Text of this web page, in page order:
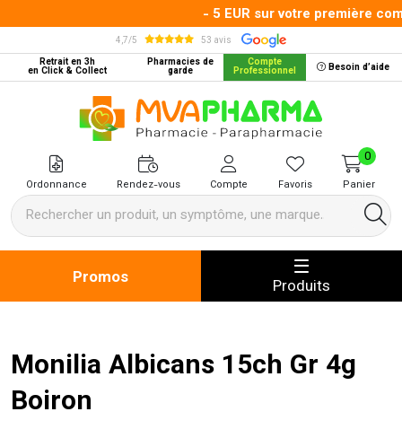
- 5 EUR sur votre première
4,7/5
53 avis
Retrait en 3h
en Click & Collect
Pharmacies de
garde
Compte
Professionnel Besoin d’aide
MVA Pharma Votre pharmacie
Ordonnance Rendez-vous Compte Favoris Panier
0
Promos Produits
Monilia Albicans 15ch Gr 4g
Boiron